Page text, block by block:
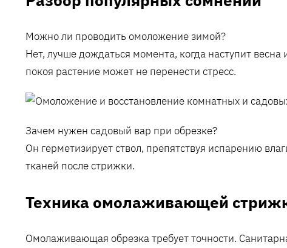
Можно ли проводить омоложение зимой?
Нет‚ лучше дождаться момента‚ когда наступит
покоя растение может не перенести стресс.
Зачем нужен садовый вар при обрезке?
Он герметизирует ствол‚ препятствуя испарению
тканей после стрижки.
Техника омолаживающей
Омолаживающая обрезка требует точности.